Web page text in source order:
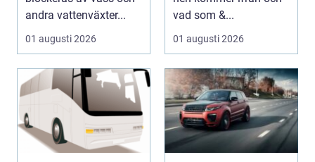
andra vattenväxter...
01 augusti 2026
vad som &...
01 augusti 2026